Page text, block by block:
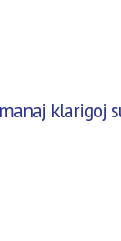
klarigoj